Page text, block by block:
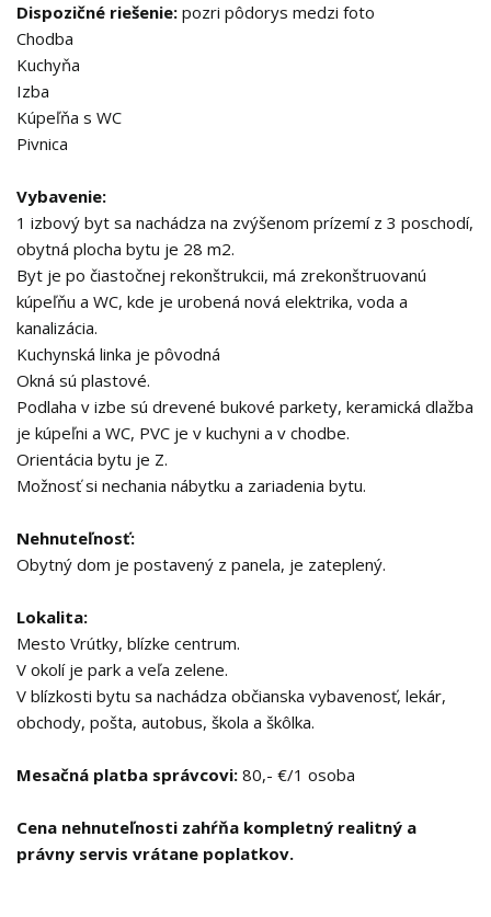
Dispozičné riešenie: pozri pôdorys medzi foto
Chodba
Kuchyňa
Izba
Kúpeľňa s WC
Pivnica
Vybavenie:
1 izbový byt sa nachádza na zvýšenom prízemí z 3 poschodí,
obytná plocha bytu je 28 m2.
Byt je po čiastočnej rekonštrukcii, má zrekonštruovanú
kúpeľňu a WC, kde je urobená nová elektrika, voda a
kanalizácia.
Kuchynská linka je pôvodná
Okná sú plastové.
Podlaha v izbe sú drevené bukové parkety, keramická dlažba
je kúpeľni a WC, PVC je v kuchyni a v chodbe.
Orientácia bytu je Z.
Možnosť si nechania nábytku a zariadenia bytu.
Nehnuteľnosť:
Obytný dom je postavený z panela, je zateplený.
Lokalita:
Mesto Vrútky, blízke centrum.
V okolí je park a veľa zelene.
V blízkosti bytu sa nachádza občianska vybavenosť, lekár,
obchody, pošta, autobus, škola a škôlka.
Mesačná platba správcovi: 80,- €/1 osoba
Cena nehnuteľnosti zahŕňa kompletný realitný a
právny servis vrátane poplatkov.